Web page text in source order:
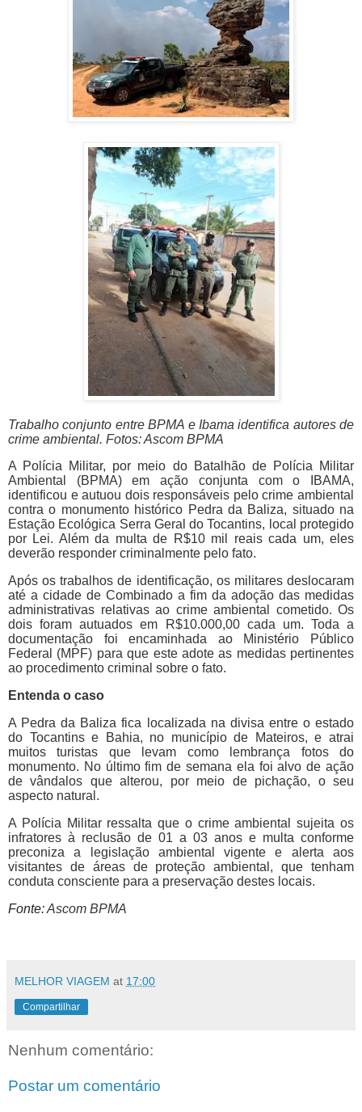
Trabalho conjunto entre BPMA e Ibama identifica autores de
crime ambiental. Fotos: Ascom BPMA
A Polícia Militar, por meio do Batalhão de Polícia Militar
Ambiental (BPMA) em ação conjunta com o IBAMA,
identificou e autuou dois responsáveis pelo crime ambiental
contra o monumento histórico Pedra da Baliza, situado na
Estação Ecológica Serra Geral do Tocantins, local protegido
por Lei. Além da multa de R$10 mil reais cada um, eles
deverão responder criminalmente pelo fato.
Após os trabalhos de identificação, os militares deslocaram
até a cidade de Combinado a fim da adoção das medidas
administrativas relativas ao crime ambiental cometido. Os
dois foram autuados em R$10.000,00 cada um. Toda a
documentação foi encaminhada ao Ministério Público
Federal (MPF) para que este adote as medidas pertinentes
ao procedimento criminal sobre o fato.
Entenda o caso
A Pedra da Baliza fica localizada na divisa entre o estado
do Tocantins e Bahia, no município de Mateiros, e atrai
muitos turistas que levam como lembrança fotos do
monumento. No último fim de semana ela foi alvo de ação
de vândalos que alterou, por meio de pichação, o seu
aspecto natural.
A Polícia Militar ressalta que o crime ambiental sujeita os
infratores à reclusão de 01 a 03 anos e multa conforme
preconiza a legislação ambiental vigente e alerta aos
visitantes de áreas de proteção ambiental, que tenham
conduta consciente para a preservação destes locais.
Fonte:Ascom BPMA
MELHOR VIAGEM at 17:00
Compartilhar
Nenhum comentário:
Postar um comentário